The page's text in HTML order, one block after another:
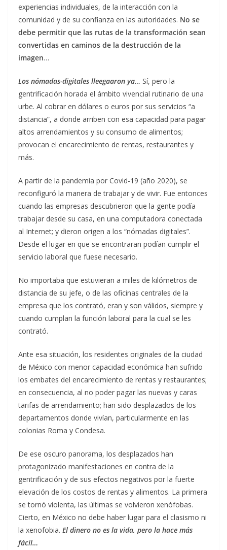
experiencias individuales, de la interacción con la
comunidad y de su confianza en las autoridades. No se
debe permitir que las rutas de la transformación sean
convertidas en caminos de la destrucción de la
imagen…
Los nómadas-digitales lleegaaron ya… Sí, pero la
gentrificación horada el ámbito vivencial rutinario de una
urbe. Al cobrar en dólares o euros por sus servicios “a
distancia”, a donde arriben con esa capacidad para pagar
altos arrendamientos y su consumo de alimentos;
provocan el encarecimiento de rentas, restaurantes y
más.
A partir de la pandemia por Covid-19 (año 2020), se
reconfiguró la manera de trabajar y de vivir. Fue entonces
cuando las empresas descubrieron que la gente podía
trabajar desde su casa, en una computadora conectada
al Internet; y dieron origen a los “nómadas digitales”.
Desde el lugar en que se encontraran podían cumplir el
servicio laboral que fuese necesario.
No importaba que estuvieran a miles de kilómetros de
distancia de su jefe, o de las oficinas centrales de la
empresa que los contrató, eran y son válidos, siempre y
cuando cumplan la función laboral para la cual se les
contrató.
Ante esa situación, los residentes originales de la ciudad
de México con menor capacidad económica han sufrido
los embates del encarecimiento de rentas y restaurantes;
en consecuencia, al no poder pagar las nuevas y caras
tarifas de arrendamiento; han sido desplazados de los
departamentos donde vivían, particularmente en las
colonias Roma y Condesa.
De ese oscuro panorama, los desplazados han
protagonizado manifestaciones en contra de la
gentrificación y de sus efectos negativos por la fuerte
elevación de los costos de rentas y alimentos. La primera
se tornó violenta, las últimas se volvieron xenófobas.
Cierto, en México no debe haber lugar para el clasismo ni
la xenofobia. El dinero no es la vida, pero la hace más
fácil…